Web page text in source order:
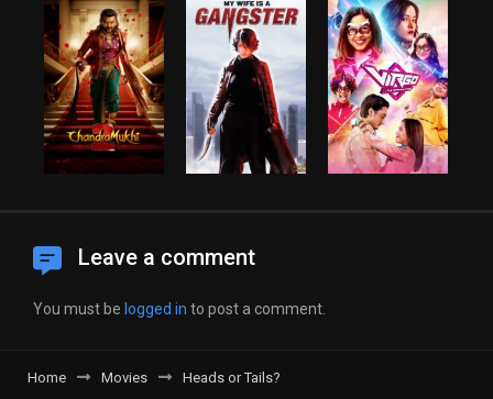
Leave a comment
You must be logged in to post a comment.
Home Movies Heads or Tails?